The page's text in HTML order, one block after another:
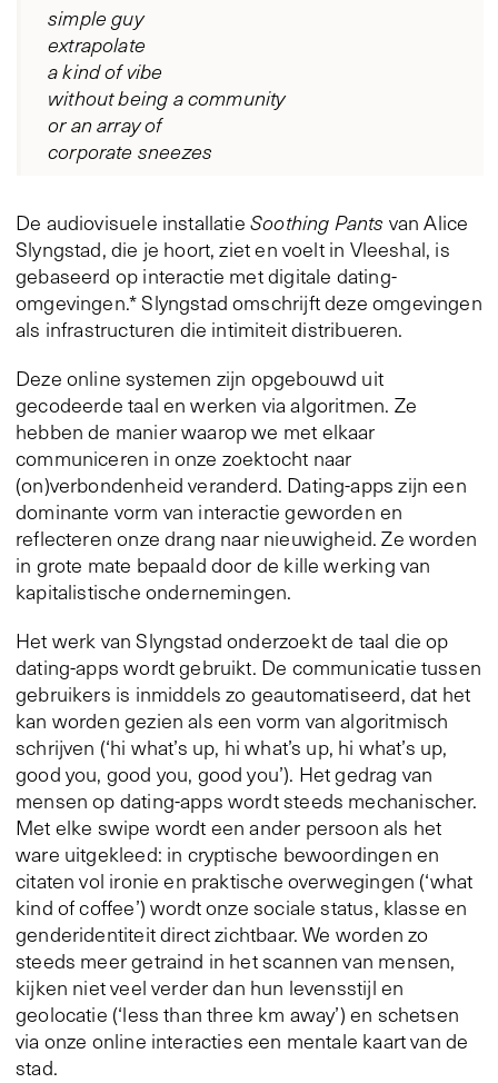
simple guy
extrapolate
a kind of vibe
without being a community
or an array of
corporate sneezes
De audiovisuele installatieSoothing Pants van Alice
Slyngstad, die je hoort, ziet en voelt in Vleeshal, is
gebaseerd op interactie met digitale dating-
omgevingen.* Slyngstad omschrijft deze omgevingen
als infrastructuren die intimiteit distribueren.
Deze online systemen zijn opgebouwd uit
gecodeerde taal en werken via algoritmen. Ze
hebben de manier waarop we met elkaar
communiceren in onze zoektocht naar
(on)verbondenheid veranderd. Dating-apps zijn een
dominante vorm van interactie geworden en
reflecteren onze drang naar nieuwigheid. Ze worden
in grote mate bepaald door de kille werking van
kapitalistische ondernemingen.
Het werk van Slyngstad onderzoekt de taal die op
dating-apps wordt gebruikt. De communicatie tussen
gebruikers is inmiddels zo geautomatiseerd, dat het
kan worden gezien als een vorm van algoritmisch
schrijven (‘hi what’s up, hi what’s up, hi what’s up,
good you, good you, good you’). Het gedrag van
mensen op dating-apps wordt steeds mechanischer.
Met elke swipe wordt een ander persoon als het
ware uitgekleed: in cryptische bewoordingen en
citaten vol ironie en praktische overwegingen (‘what
kind of coffee’) wordt onze sociale status, klasse en
genderidentiteit direct zichtbaar. We worden zo
steeds meer getraind in het scannen van mensen,
kijken niet veel verder dan hun levensstijl en
geolocatie (‘less than three km away’) en schetsen
via onze online interacties een mentale kaart van de
stad.